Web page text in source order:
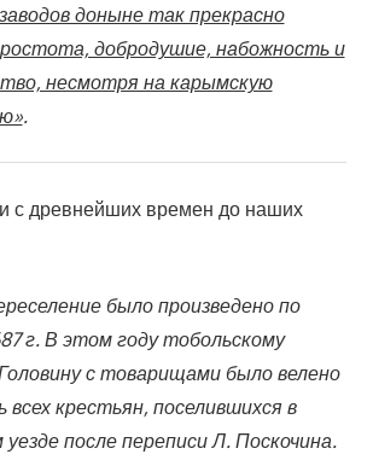
доныне так прекрасно
добродушие, набожность и
несмотря на карымскую
.
с древнейших времен до наших
было произведено по
г. В этом году тобольскому
с товарищами было велено
всех крестьян, поселившихся в
уезде после переписи Л. Поскочина.